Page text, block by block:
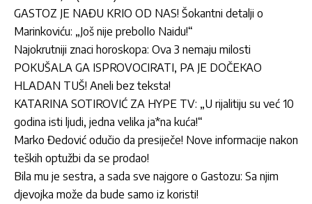
GASTOZ JE NAĐU KRIO OD NAS! Šokantni detalji o
Marinkoviću: „Još nije prebolIo Naidu!“
Najokrutniji znaci horoskopa: Ova 3 nemaju milosti
POKUŠALA GA ISPROVOCIRATI, PA JE DOČEKAO
HLADAN TUŠ! Aneli bez teksta!
KATARINA SOTIROVIĆ ZA HYPE TV: „U rijalitiju su već 10
godina isti ljudi, jedna velika ja*na kuća!“
Marko Đedović odučio da presiječe! Nove informacije nakon
teških optužbi da se prodao!
Bila mu je sestra, a sada sve najgore o Gastozu: Sa njim
djevojka može da bude samo iz koristi!